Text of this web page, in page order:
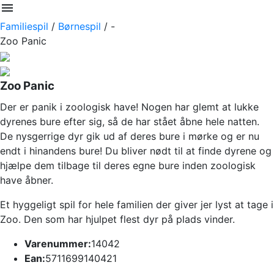
menu
Familiespil / Børnespil / -
Zoo Panic
Zoo Panic
Der er panik i zoologisk have! Nogen har glemt at lukke
dyrenes bure efter sig, så de har stået åbne hele natten.
De nysgerrige dyr gik ud af deres bure i mørke og er nu
endt i hinandens bure! Du bliver nødt til at finde dyrene og
hjælpe dem tilbage til deres egne bure inden zoologisk
have åbner.
Et hyggeligt spil for hele familien der giver jer lyst at tage i
Zoo. Den som har hjulpet flest dyr på plads vinder.
Varenummer:14042
Ean:5711699140421